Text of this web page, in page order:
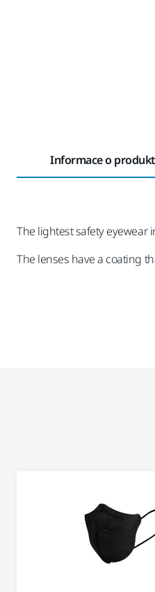
Informace o
The lightest safety eyewear
The lenses have a coating